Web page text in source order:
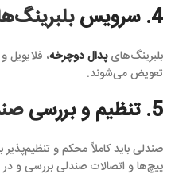
4. سرویس
بلبرینگ‌هایپدال دوچرخه،
تعویض می‌شوند.
5. تنظیم و بررسی
صندلی باید کاملاً محکم و تنظیم‌پذیر
پیچ‌ها و اتصالات صندلی بررسی و